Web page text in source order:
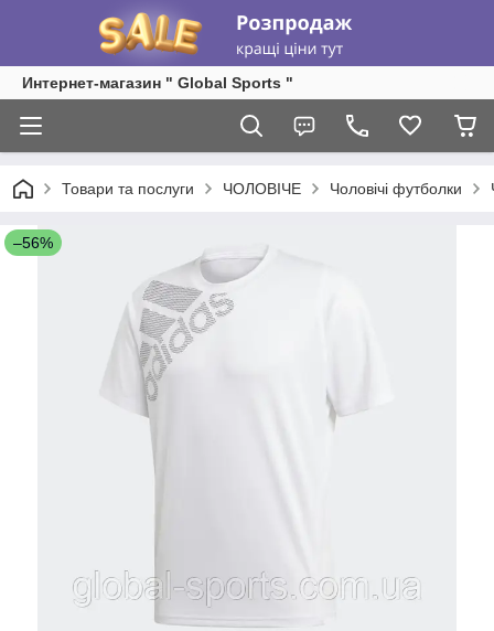
Интернет-магазин " Global Sports "
Товари та послуги ЧОЛОВІЧЕ Чоловічі футболки
–56%